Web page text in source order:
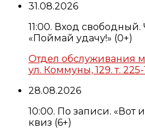
31.08.2026
11:00. Вход свободный.
«Поймай удачу!» (0+)
Отдел обслуживания
ул. Коммуны, 129. т. 225-
28.08.2026
10:00. По записи. «Вот
квиз (6+)